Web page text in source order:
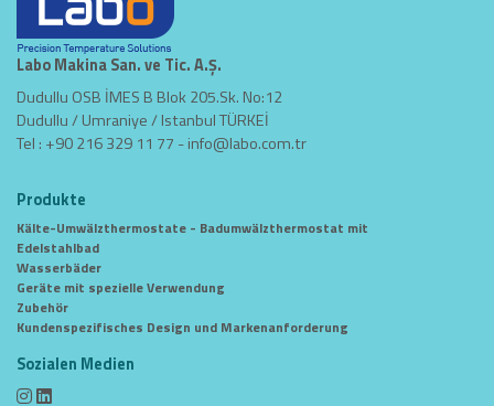
Labo Makina San. ve Tic. A.Ş.
Dudullu OSB İMES B Blok 205.Sk. No:12
Dudullu / Umraniye / Istanbul TÜRKEİ
Tel : +90 216 329 11 77 -info@labo.com.tr
Produkte
Kälte-Umwälzthermostate - Badumwälzthermostat mit
Edelstahlbad
Wasserbäder
Geräte mit spezielle Verwendung
Zubehör
Kundenspezifisches Design und Markenanforderung
Sozialen Medien